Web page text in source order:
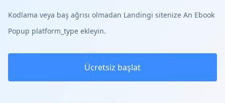
Kodlama veya baş ağrısı olmadan Landingi sitenize An Ebook
Popup platform_type ekleyin.
Ücretsiz başlat